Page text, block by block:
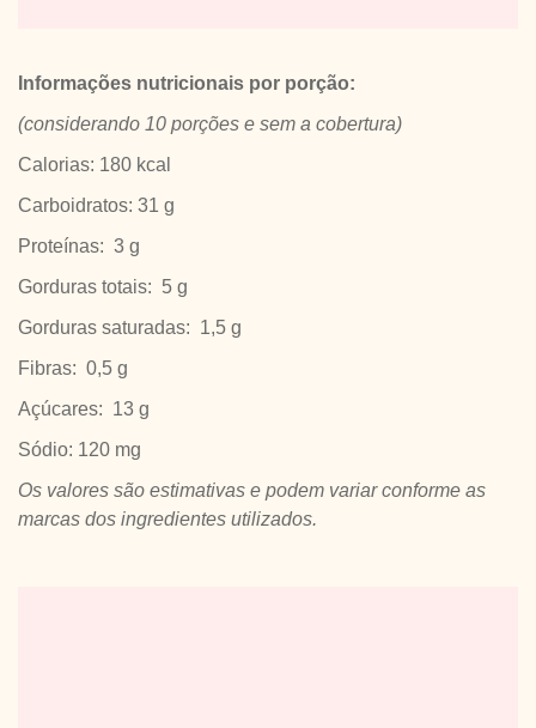
Informações nutricionais por porção:
(considerando 10 porções e sem a cobertura)
Calorias: 180 kcal
Carboidratos: 31 g
Proteínas: 3 g
Gorduras totais: 5 g
Gorduras saturadas: 1,5 g
Fibras: 0,5 g
Açúcares: 13 g
Sódio: 120 mg
Os valores são estimativas e podem variar conforme as
marcas dos ingredientes utilizados.